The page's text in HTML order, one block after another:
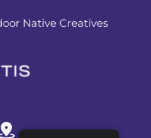
Native Creatives